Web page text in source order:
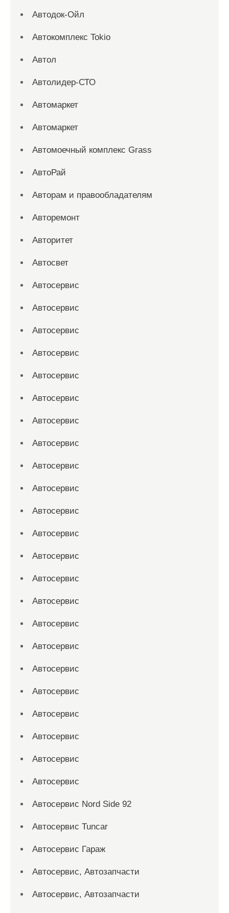
Автодок-Ойл
Автокомплекс Tokio
Автол
Автолидер-СТО
Автомаркет
Автомаркет
Автомоечный комплекс Grass
АвтоРай
Авторам и правообладателям
Авторемонт
Авторитет
Автосвет
Автосервис
Автосервис
Автосервис
Автосервис
Автосервис
Автосервис
Автосервис
Автосервис
Автосервис
Автосервис
Автосервис
Автосервис
Автосервис
Автосервис
Автосервис
Автосервис
Автосервис
Автосервис
Автосервис
Автосервис
Автосервис
Автосервис
Автосервис
Автосервис Nord Side 92
Автосервис Tuncar
Автосервис Гараж
Автосервис, Автозапчасти
Автосервис, Автозапчасти